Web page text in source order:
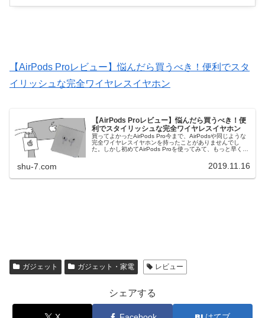
【AirPods Proレビュー】悩んだら買うべき！便利でスタ
イリッシュな完全ワイヤレスイヤホン
【AirPods Proレビュー】悩んだら買うべき！便
利でスタイリッシュな完全ワイヤレスイヤホン
買ってよかったAirPods Pro今まで、AirPodsや同じような
完全ワイヤレスイヤホンを持ったことがありませんでし
た。しかし初めてAirPods Proを使ってみて、もっと早くに
shu-7.com 2019.11.16
ガジェット ガジェット・家電 レビュー
シェアする